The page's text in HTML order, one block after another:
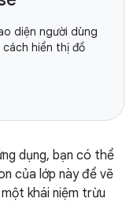
diện người dùng
hiển thị đồ
dụng, bạn có thể
của lớp này để vẽ
khái niệm trừu